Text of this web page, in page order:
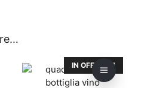
IN OFFERTA!
Questo
prodotto